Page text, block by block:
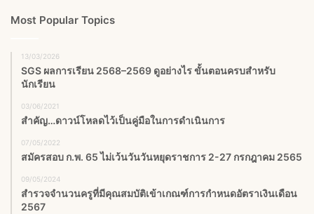
Most Popular Topics
13/03/2026
SGS ผลการเรียน 2568–2569 ดูอย่างไร ขั้นตอนครบสำหรับ
นักเรียน
03/06/2021
สำคัญ…ดาวน์โหลดไว้เป็นคู่มือในการดำเนินการ
07/05/2022
สมัครสอบ ก.พ. 65 ไม่เว้นวันวันหยุดราชการ 2-27 กรกฎาคม 2565
09/05/2024
สำรวจจำนวนครูที่มีคุณสมบัติเข้าเกณฑ์การกำหนดอัตราเงินเดือน
2567